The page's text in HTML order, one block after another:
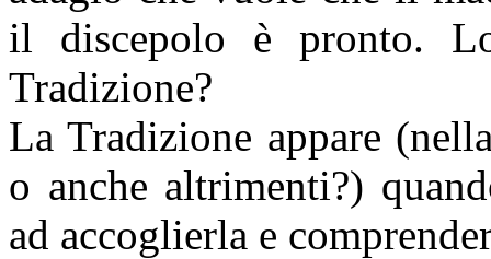
il discepolo è pronto.
Tradizione?
La Tradizione appare
o anche altrimenti?)
ad accoglierla e